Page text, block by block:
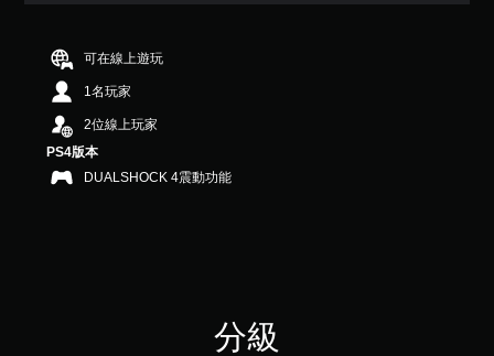
（
滿
分
顆
星
）
可在線上遊玩
1名玩家
2位線上玩家
PS4版本
DUALSHOCK 4震動功能
分級